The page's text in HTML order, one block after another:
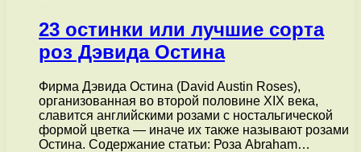
23 остинки или лучшие сорта
роз Дэвида Остина
Фирма Дэвида Остина (David Austin Roses),
организованная во второй половине XIX века,
славится английскими розами с ностальгической
формой цветка — иначе их также называют розами
Остина. Содержание статьи: Роза Abraham…